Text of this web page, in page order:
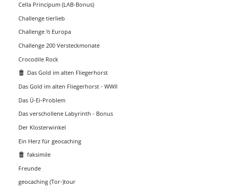
Cella Principum (LAB-Bonus)
Challenge tierlieb
Challenge ½ Europa
Challenge 200 Versteckmonate
Crocodile Rock
Das Gold im alten Fliegerhorst
Das Gold im alten Fliegerhorst - WWII
Das Ü-Ei-Problem
Das verschollene Labyrinth - Bonus
Der Klosterwinkel
Ein Herz für geocaching
faksimile
Freunde
geocaching (Tor-)tour